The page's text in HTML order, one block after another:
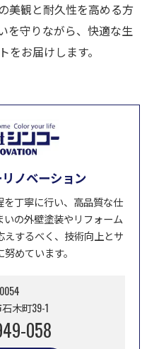
美観と耐久性を高める方
を守りながら、快適な生
お届けします。
ノベーション
丁寧に行い、高品質な仕
いの外壁塗装やリフォーム
するべく、技術向上とサ
めています。
木町39-1
058